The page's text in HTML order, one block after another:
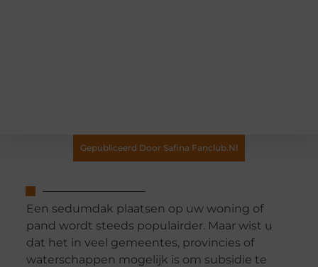
Gepubliceerd Door Safina Fanclub.nl
Een sedumdak plaatsen op uw woning of
pand wordt steeds populairder. Maar wist u
dat het in veel gemeentes, provincies of
waterschappen mogelijk is om subsidie te